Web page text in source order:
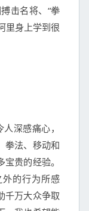
击名将、“拳
里身上学到很
拳法、移动和
贵的经验。
的行为所感
千万大众争取